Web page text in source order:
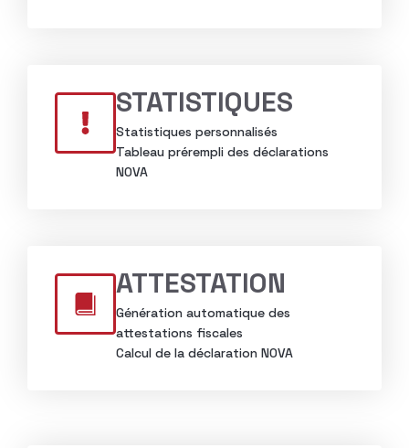
STATISTIQUES
Statistiques personnalisés
Tableau prérempli des déclarations
NOVA
ATTESTATION
Génération automatique des
attestations fiscales
Calcul de la déclaration NOVA